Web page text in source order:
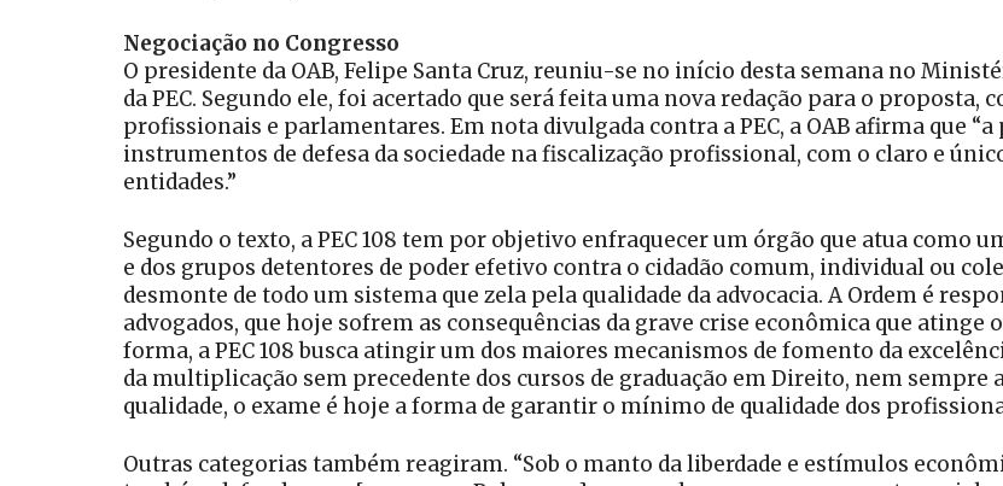
Negociação no Congresso
O presidente da OAB, Felipe Santa Cruz, reuniu-se no início desta semana no
da PEC. Segundo ele, foi acertado que será feita uma nova redação para o
profissionais e parlamentares. Em nota divulgada contra a PEC, a OAB afirma que
instrumentos de defesa da sociedade na fiscalização profissional, com o claro e
entidades.”
Segundo o texto, a PEC 108 tem por objetivo enfraquecer um órgão que atua como
e dos grupos detentores de poder efetivo contra o cidadão comum, individual ou
desmonte de todo um sistema que zela pela qualidade da advocacia. A Ordem é
advogados, que hoje sofrem as consequências da grave crise econômica que atinge
forma, a PEC 108 busca atingir um dos maiores mecanismos de fomento da
da multiplicação sem precedente dos cursos de graduação em Direito, nem sempre
qualidade, o exame é hoje a forma de garantir o mínimo de qualidade dos
Outras categorias também reagiram. “Sob o manto da liberdade e estímulos